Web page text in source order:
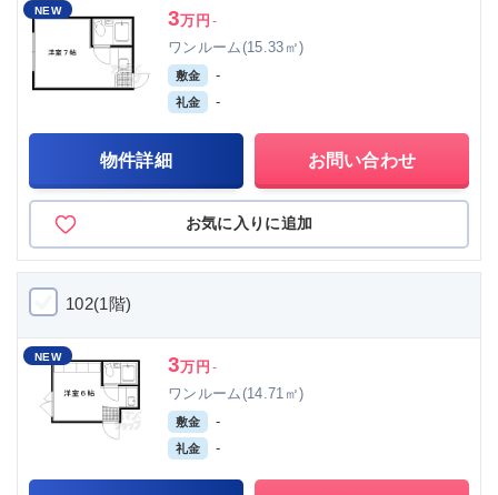
NEW 3万円 -
ワンルーム(15.33㎡)
敷金 -
礼金 -
物件詳細 お問い合わせ
お気に入りに追加
102(1階)
NEW 3万円 -
ワンルーム(14.71㎡)
敷金 -
礼金 -